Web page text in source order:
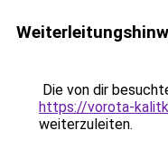
Die von dir
https://vorota-
weiterzuleiten.